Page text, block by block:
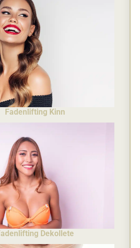
Fadenlifting Kinn
Dekollete